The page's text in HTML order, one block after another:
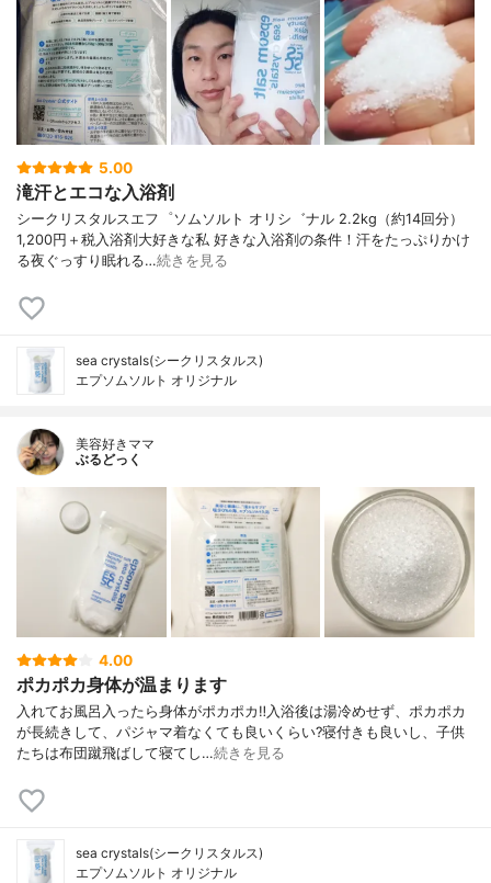
5.00
滝汗とエコな入浴剤
シークリスタルスエフ゜ソムソルト オリシ゛ナル 2.2kg（約14回分）
1,200円＋税入浴剤大好きな私 好きな入浴剤の条件！汗をたっぷりかけ
る夜ぐっすり眠れる…続きを見る
sea crystals(シークリスタルス)
エプソムソルト オリジナル
美容好きママ
ぶるどっく
4.00
ポカポカ身体が温まります
入れてお風呂入ったら身体がポカポカ‼️⁣入浴後は湯冷めせず、ポカポカ
が長続きして、パジャマ着なくても良いくらい?⁣寝付きも良いし、子供
たちは布団蹴飛ばして寝てし…続きを見る
sea crystals(シークリスタルス)
エプソムソルト オリジナル